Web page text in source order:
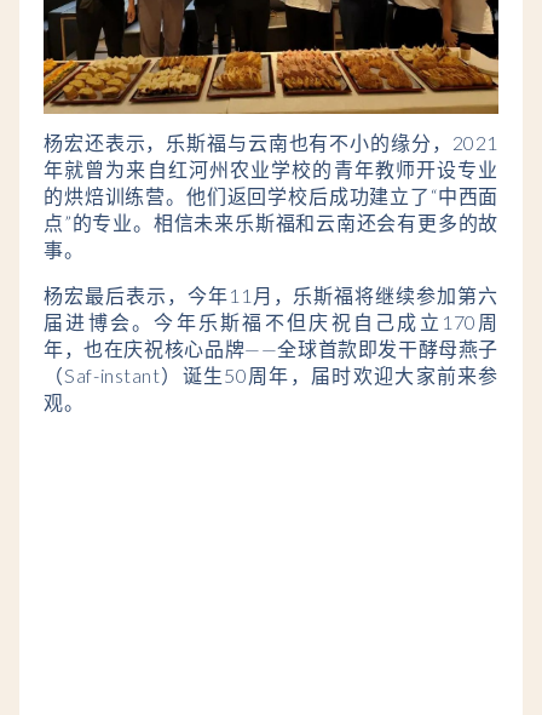
杨宏还表示，乐斯福与云南也有不小的缘分，2021
年就曾为来自红河州农业学校的青年教师开设专业
的烘焙训练营。他们返回学校后成功建立了“中西面
点”的专业。相信未来乐斯福和云南还会有更多的故
事。
杨宏最后表示， 今年11月，乐斯福将继续参加第六
届进博会。今年乐斯福不但庆祝自己成立170周
年，也在庆祝核心品牌——全球首款即发干酵母燕子
（Saf-instant）诞生50周年，届时欢迎大家前来参
观。